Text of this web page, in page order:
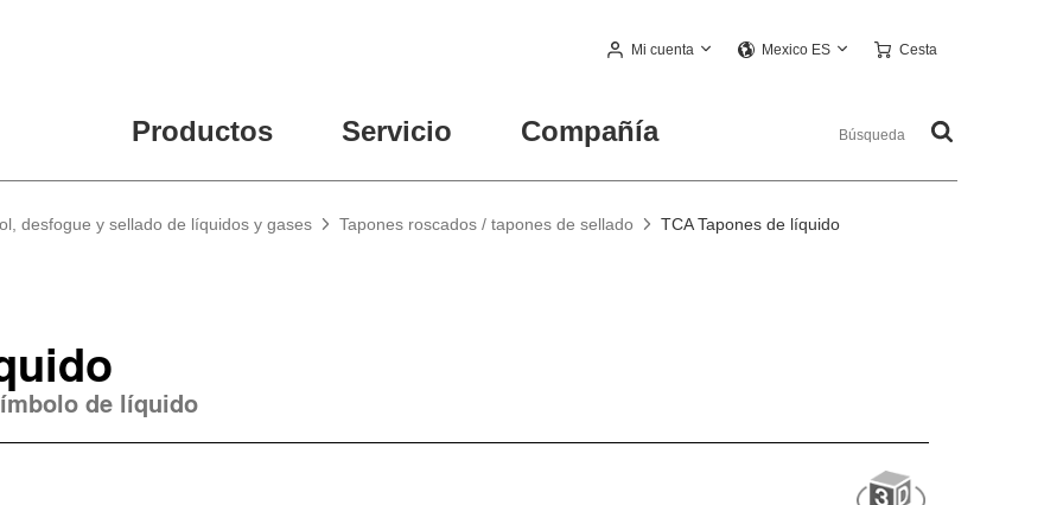
Mi cuenta Mexico ES Cesta
Productos Servicio Compañía
desfogue y sellado de líquidos y gases Tapones roscados / tapones de sellado TCA Tapones de líquido
de líquido